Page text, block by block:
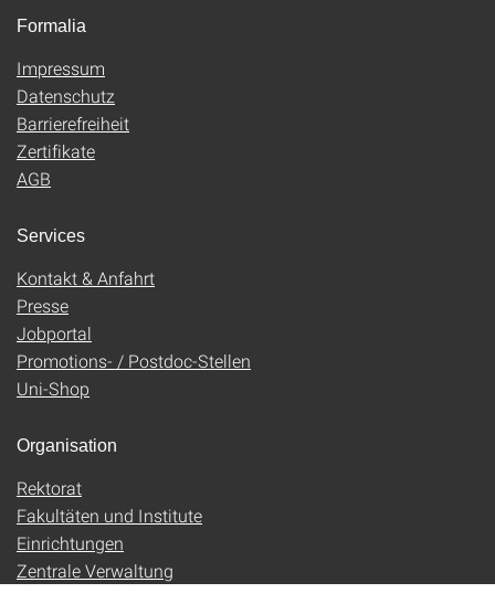
Formalia
Impressum
Datenschutz
Barrierefreiheit
Zertifikate
AGB
Services
Kontakt & Anfahrt
Presse
Jobportal
Promotions- / Postdoc-Stellen
Uni-Shop
Organisation
Rektorat
Fakultäten und Institute
Einrichtungen
Zentrale Verwaltung